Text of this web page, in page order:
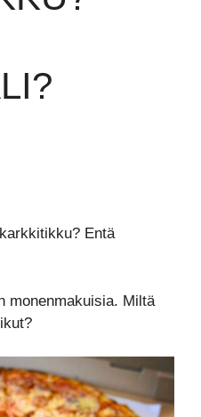
Entä
monenmakuisia. Miltä